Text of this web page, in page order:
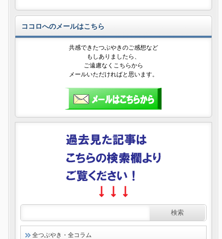
ココロへのメールはこちら
共感できたつぶやきのご感想など
もしありましたら、
ご遠慮なくこちらから
メールいただければと思います。
全つぶやき・全コラム